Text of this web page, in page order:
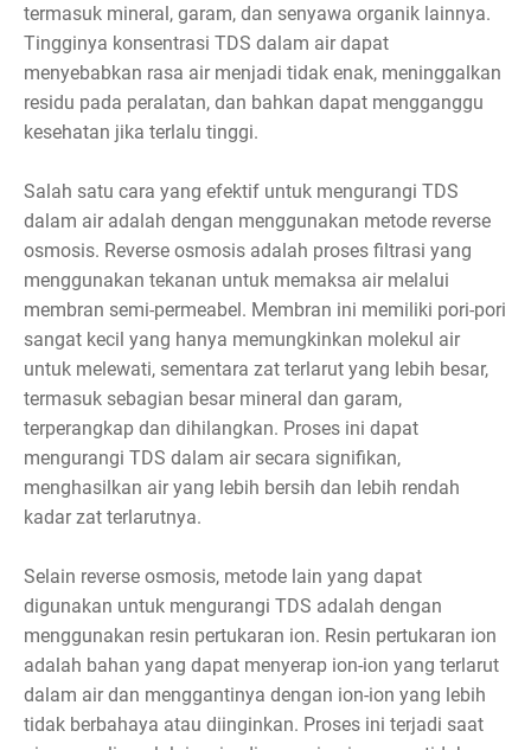
termasuk mineral, garam, dan senyawa organik lainnya.
Tingginya konsentrasi TDS dalam air dapat
menyebabkan rasa air menjadi tidak enak, meninggalkan
residu pada peralatan, dan bahkan dapat mengganggu
kesehatan jika terlalu tinggi.
Salah satu cara yang efektif untuk mengurangi TDS
dalam air adalah dengan menggunakan metode reverse
osmosis. Reverse osmosis adalah proses filtrasi yang
menggunakan tekanan untuk memaksa air melalui
membran semi-permeabel. Membran ini memiliki pori-pori
sangat kecil yang hanya memungkinkan molekul air
untuk melewati, sementara zat terlarut yang lebih besar,
termasuk sebagian besar mineral dan garam,
terperangkap dan dihilangkan. Proses ini dapat
mengurangi TDS dalam air secara signifikan,
menghasilkan air yang lebih bersih dan lebih rendah
kadar zat terlarutnya.
Selain reverse osmosis, metode lain yang dapat
digunakan untuk mengurangi TDS adalah dengan
menggunakan resin pertukaran ion. Resin pertukaran ion
adalah bahan yang dapat menyerap ion-ion yang terlarut
dalam air dan menggantinya dengan ion-ion yang lebih
tidak berbahaya atau diinginkan. Proses ini terjadi saat